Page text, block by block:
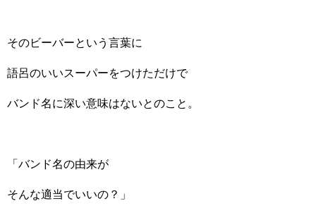
そのビーバーという言葉に
語呂のいいスーパーをつけただけで
バンド名に深い意味はないとのこと。
「バンド名の由来が
そんな適当でいいの？」